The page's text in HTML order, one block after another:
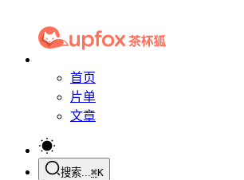
首页
片单
文章
搜索...⌘K